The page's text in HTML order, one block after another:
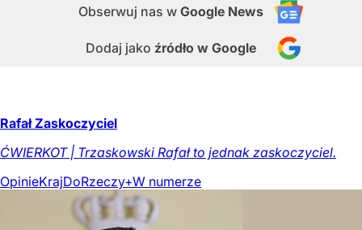
Obserwuj nas w Google News
Dodaj jako źródło w Google
Rafał Zaskoczyciel
ĆWIERKOT | Trzaskowski Rafał to jednak zaskoczyciel.
OpinieKrajDoRzeczy+W numerze